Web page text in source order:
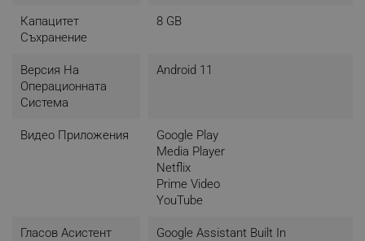
Капацитет
Съхранение
8 GB
Версия На
Операционната
Система
Android 11
Видео Приложения
Google Play
Media Player
Netflix
Prime Video
YouTube
Гласов Асистент Google Assistant Built In